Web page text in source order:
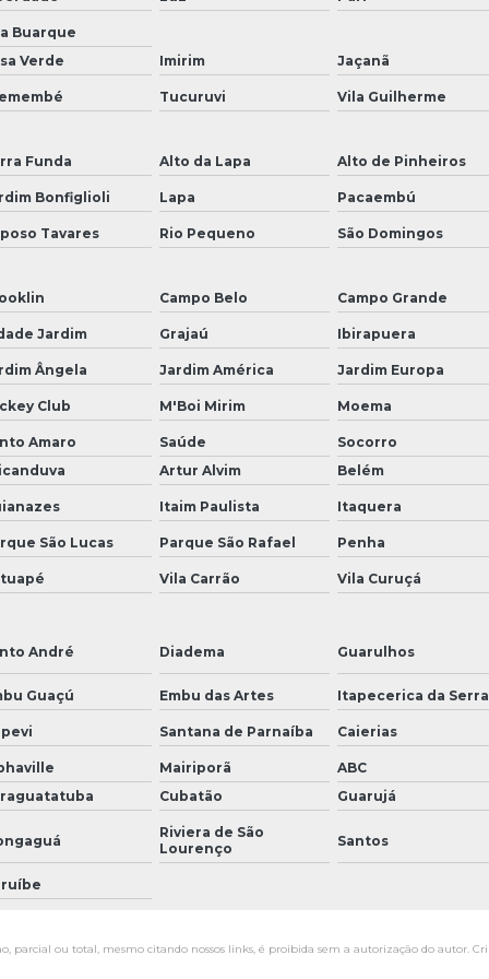
Buarque
Verde
Imirim Jaçanã
Tucuruvi Vila Guilherme
Funda Alto da Lapa Alto de Pinheiros
Bonfiglioli Lapa Pacaembú
Tavares Rio Pequeno São Domingos
Campo Belo Campo Grande
Jardim Grajaú Ibirapuera
Ângela Jardim América Jardim Europa
Club M'Boi Mirim Moema
Amaro Saúde
Socorro
Artur Alvim Belém
Itaim Paulista Itaquera
São Lucas Parque São Rafael Penha
Vila Carrão Vila Curuçá
André Diadema Guarulhos
Guaçú Embu das Artes Itapecerica da Serra
Santana de Parnaíba Caierias
Mairiporã
ABC
Cubatão Guarujá
Riviera de São
Lourenço
Santos
parcial ou total, mesmo citando nossos links, é proibida sem a autorização do autor.